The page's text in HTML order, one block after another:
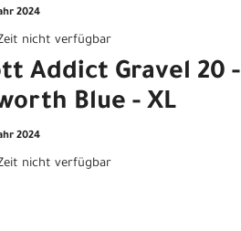
2024
nicht verfügbar
Addict Gravel 20 -
Blue - XL
2024
nicht verfügbar